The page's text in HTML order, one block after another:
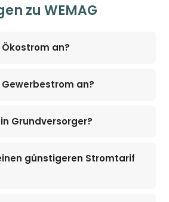
zu WEMAG
Ökostrom an?
Gewerbestrom an?
Grundversorger?
günstigeren Stromtarif